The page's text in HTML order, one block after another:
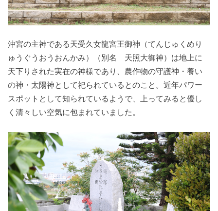
沖宮の主神である天受久女龍宮王御神（てんじゅくめり
ゅうぐうおうおんかみ）（別名 天照大御神）は地上に
天下りされた実在の神様であり、農作物の守護神・養い
の神・太陽神として祀られているとのこと。近年パワー
スポットとして知られているようで、上ってみると優し
く清々しい空気に包まれていました。